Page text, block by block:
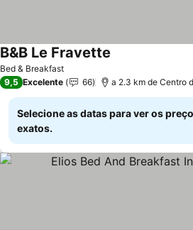
Bed & Breakfast
B&B Le Fravette
9,5 Excelente 66 a 2.3 km de Centro
Selecione as datas para ver os
exatos.